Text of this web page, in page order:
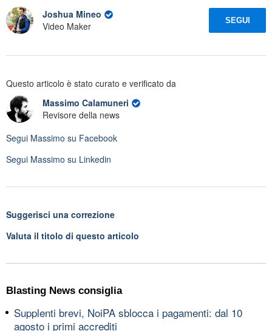
Joshua Mineo
Video Maker
SEGUI
Questo articolo è stato curato e verificato da
Massimo Calamuneri
Revisore della news
Segui Massimo su Facebook
Segui Massimo su Linkedin
Suggerisci una correzione
Valuta il titolo di questo articolo
Blasting News consiglia
Supplenti brevi, NoiPA sblocca i pagamenti: dal 10
agosto i primi accrediti